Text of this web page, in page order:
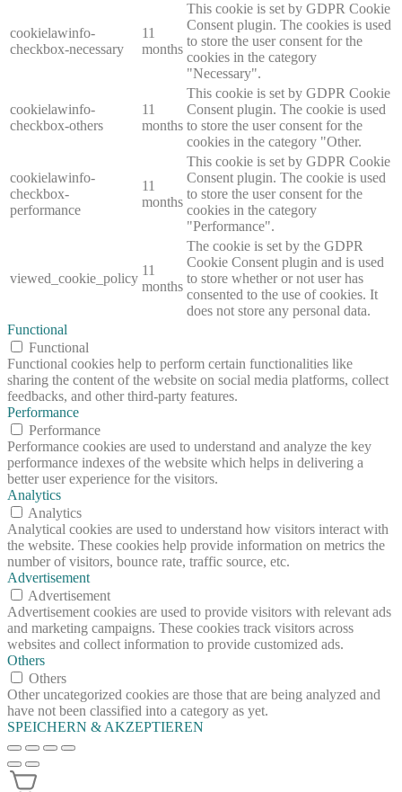
cookielawinfo-
checkbox-necessary
11
months
This cookie is set by GDPR Cookie
Consent plugin. The cookies is used
to store the user consent for the
cookies in the category
"Necessary".
cookielawinfo-
checkbox-others
11
months
This cookie is set by GDPR Cookie
Consent plugin. The cookie is used
to store the user consent for the
cookies in the category "Other.
cookielawinfo-
checkbox-
performance
11
months
This cookie is set by GDPR Cookie
Consent plugin. The cookie is used
to store the user consent for the
cookies in the category
"Performance".
viewed_cookie_policy
11
months
The cookie is set by the GDPR
Cookie Consent plugin and is used
to store whether or not user has
consented to the use of cookies. It
does not store any personal data.
Functional
Functional
Functional cookies help to perform certain functionalities like
sharing the content of the website on social media platforms, collect
feedbacks, and other third-party features.
Performance
Performance
Performance cookies are used to understand and analyze the key
performance indexes of the website which helps in delivering a
better user experience for the visitors.
Analytics
Analytics
Analytical cookies are used to understand how visitors interact with
the website. These cookies help provide information on metrics the
number of visitors, bounce rate, traffic source, etc.
Advertisement
Advertisement
Advertisement cookies are used to provide visitors with relevant ads
and marketing campaigns. These cookies track visitors across
websites and collect information to provide customized ads.
Others
Others
Other uncategorized cookies are those that are being analyzed and
have not been classified into a category as yet.
SPEICHERN & AKZEPTIEREN